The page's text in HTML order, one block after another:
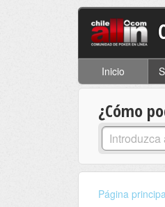
Inicio
¿Cómo
Página